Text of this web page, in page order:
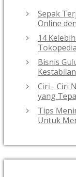
Sepak
Online
14
Tokopedia
Bisnis
Ciri - Ciri
yang
Tips
Untuk